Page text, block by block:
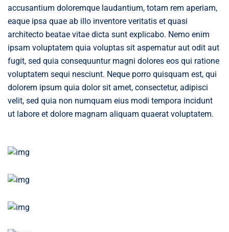
accusantium doloremque laudantium, totam rem aperiam,
eaque ipsa quae ab illo inventore veritatis et quasi
architecto beatae vitae dicta sunt explicabo. Nemo enim
ipsam voluptatem quia voluptas sit aspernatur aut odit aut
fugit, sed quia consequuntur magni dolores eos qui ratione
voluptatem sequi nesciunt. Neque porro quisquam est, qui
dolorem ipsum quia dolor sit amet, consectetur, adipisci
velit, sed quia non numquam eius modi tempora incidunt
ut labore et dolore magnam aliquam quaerat voluptatem.